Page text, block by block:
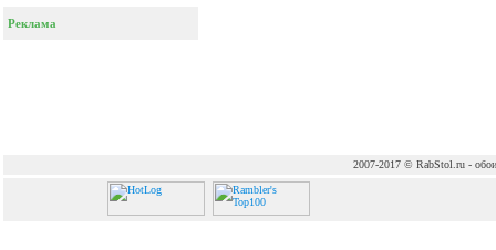
Реклама
2007-2017 © RabStol.ru - обои